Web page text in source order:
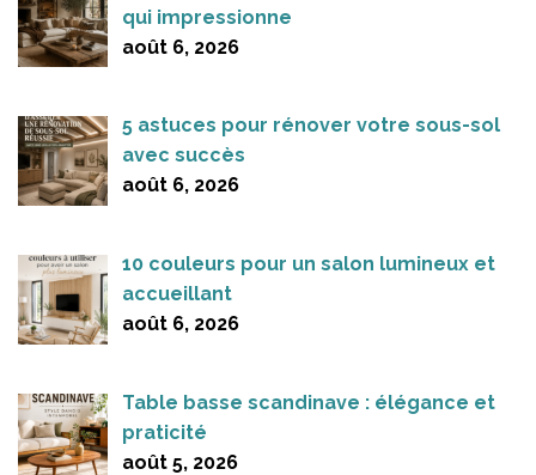
qui impressionne
août 6, 2026
5 astuces pour rénover votre sous-sol
avec succès
août 6, 2026
10 couleurs pour un salon lumineux et
accueillant
août 6, 2026
Table basse scandinave : élégance et
praticité
août 5, 2026